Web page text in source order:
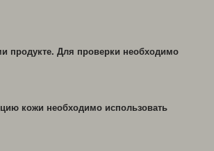
продукте. Для проверки необходимо
кожи необходимо использовать